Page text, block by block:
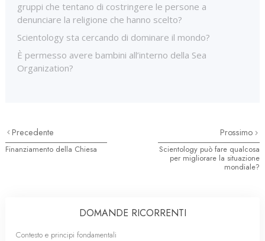
gruppi che tentano di costringere le persone a
denunciare la religione che hanno scelto?
Scientology sta cercando di dominare il mondo?
È permesso avere bambini all’interno della Sea
Organization?
Precedente
Finanziamento della Chiesa
Prossimo
Scientology può fare qualcosa
per migliorare la situazione
mondiale?
DOMANDE RICORRENTI
Contesto e principi fondamentali